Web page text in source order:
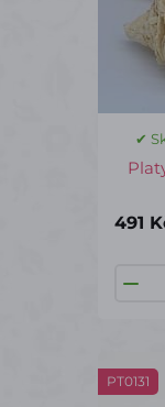
✔
491
PT0131